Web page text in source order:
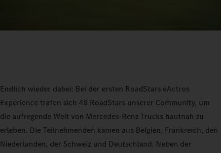
Endlich wieder dabei: Bei der ersten RoadStars eActros
Experience trafen sich 48 RoadStars unserer Community, um
die aufregende Welt von Mercedes-Benz Trucks hautnah zu
erleben. Die Teilnehmenden kamen aus Belgien, Frankreich, den
Niederlanden, der Schweiz und Deutschland. Neben der